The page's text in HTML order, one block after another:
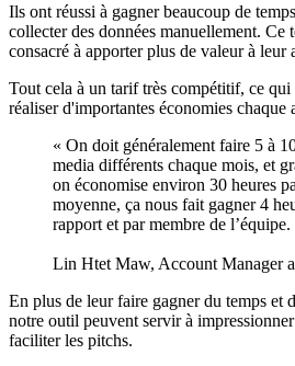
Ils ont réussi à gagner beaucoup de
collecter des données manuellement. Ce
consacré à apporter plus de valeur à leur
Tout cela à un tarif très compétitif, ce qui
réaliser d'importantes économies chaque
« On doit généralement faire 5 à
media différents chaque mois, et
on économise environ 30 heures
moyenne, ça nous fait gagner 4
rapport et par membre de l’équipe.
Lin Htet Maw, Account Manager
En plus de leur faire gagner du temps et
notre outil peuvent servir à
faciliter les pitchs.